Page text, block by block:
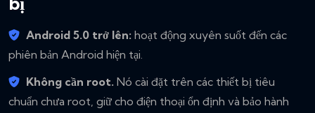
Android 5.0 trở lên: hoạt động xuyên suốt đến các
phiên bản Android hiện tại.
Không cần root. Nó cài đặt trên các thiết bị tiêu
chuẩn chưa root, giữ cho điện thoại ổn định và bảo hành